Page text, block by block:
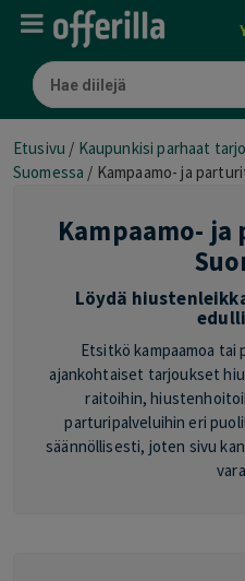
Etusivu / Kaupunkisi parhaat
Suomessa / Kampaamo- ja
Kampaamo-
Löydä
Etsitkö kampaamoa
ajankohtaiset tarjoukset
raitoihin,
parturipalveluihin eri
säännöllisesti, joten sivu